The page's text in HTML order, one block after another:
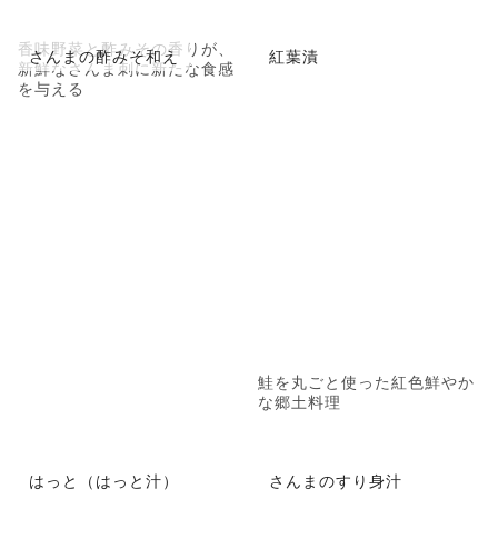
さんまの酢みそ和え
香味野菜と酢みその香りが、
新鮮なさんま刺に新たな食感
を与える
紅葉漬
鮭を丸ごと使った紅色鮮やか
な郷土料理
はっと（はっと汁） さんまのすり身汁